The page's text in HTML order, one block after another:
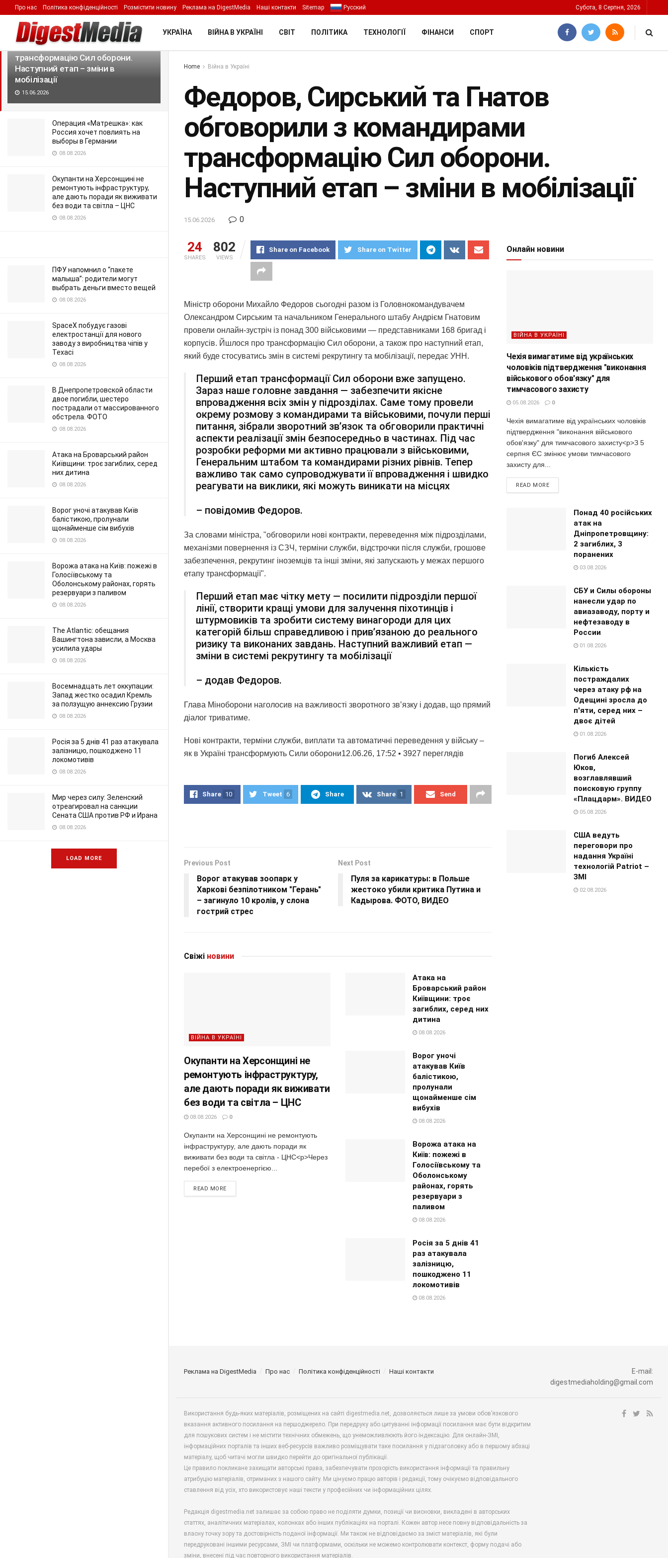
LATEST TRENDING Filter
Федоров, Сирський та Гнатов
обговорили з командирами
трансформацію Сил оборони.
Наступний етап – зміни в
мобілізації
15.06.2026
Операция «Матрешка»: как
Россия хочет повлиять на
выборы в Германии
08.08.2026
Окупанти на Херсонщині не
ремонтують інфраструктуру,
але дають поради як виживати
без води та світла – ЦНС
08.08.2026
ПФУ напомнил о “пакете
малыша”: родители могут
выбрать деньги вместо вещей
08.08.2026
SpaceX побудує газові
електростанції для нового
заводу з виробництва чіпів у
Техасі
08.08.2026
В Днепропетровской области
двое погибли, шестеро
пострадали от массированного
обстрела. ФОТО
08.08.2026
Атака на Броварський район
Київщини: троє загиблих, серед
них дитина
08.08.2026
Ворог уночі атакував Київ
балістикою, пролунали
щонайменше сім вибухів
08.08.2026
Ворожа атака на Київ: пожежі в
Голосіївському та
Оболонському районах, горять
резервуари з паливом
08.08.2026
The Atlantic: обещания
Вашингтона зависли, а Москва
усилила удары
08.08.2026
Восемнадцать лет оккупации:
Запад жестко осадил Кремль
за ползущую аннексию Грузии
08.08.2026
Росія за 5 днів 41 раз атакувала
залізницю, пошкоджено 11
локомотивів
08.08.2026
Мир через силу: Зеленский
отреагировал на санкции
Сената США против РФ и Ирана
08.08.2026
LOAD MORE
Про нас Політика конфіденційності Розмістити новину Реклама на DigestMedia Наші контакти Sitemap Русский Субота, 8 Серпня, 2026
УКРАЇНА ВІЙНА В УКРАЇНІ СВІТ ПОЛІТИКА ТЕХНОЛОГІЇ ФІНАНСИ СПОРТ
Home Війна в Україні
Федоров, Сирський та Гнатов
обговорили з командирами
трансформацію Сил оборони.
Наступний етап – зміни в мобілізації
15.06.2026 0
24
SHARES
802
VIEWS
Share on Facebook Share on Twitter
Міністр оборони Михайло Федоров сьогодні разом із Головнокомандувачем
Олександром Сирським та начальником Генерального штабу Андрієм Гнатовим
провели онлайн-зустріч із понад 300 військовими — представниками 168 бригад і
корпусів. Йшлося про трансформацію Сил оборони, а також про наступний етап,
який буде стосуватись змін в системі рекрутингу та мобілізації, передає УНН.
Перший етап трансформації Сил оборони вже запущено.
Зараз наше головне завдання — забезпечити якісне
впровадження всіх змін у підрозділах. Саме тому провели
окрему розмову з командирами та військовими, почули перші
питання, зібрали зворотний зв’язок та обговорили практичні
аспекти реалізації змін безпосередньо в частинах. Під час
розробки реформи ми активно працювали з військовими,
Генеральним штабом та командирами різних рівнів. Тепер
важливо так само супроводжувати її впровадження і швидко
реагувати на виклики, які можуть виникати на місцях
– повідомив Федоров.
За словами міністра, "обговорили нові контракти, переведення між підрозділами,
механізми повернення із СЗЧ, терміни служби, відстрочки після служби, грошове
забезпечення, рекрутинг іноземців та інші зміни, які запускають у межах першого
етапу трансформації".
Перший етап має чітку мету — посилити підрозділи першої
лінії, створити кращі умови для залучення піхотинців і
штурмовиків та зробити систему винагороди для цих
категорій більш справедливою і прив’язаною до реального
ризику та виконаних завдань. Наступний важливий етап —
зміни в системі рекрутингу та мобілізації
– додав Федоров.
Глава Міноборони наголосив на важливості зворотного звʼязку і додав, що прямий
діалог триватиме.
Нові контракти, терміни служби, виплати та автоматичні переведення у війську –
як в Україні трансформують Сили оборони12.06.26, 17:52 • 3927 переглядiв
Share 10 Tweet 6 Share Share 1 Send
Previous Post
Ворог атакував зоопарк у
Харкові безпілотником "Герань"
– загинуло 10 кролів, у слона
гострий стрес
Next Post
Пуля за карикатуры: в Польше
жестоко убили критика Путина и
Кадырова. ФОТО, ВИДЕО
Свіжі новини
ВІЙНА В УКРАЇНІ
Окупанти на Херсонщині не
ремонтують інфраструктуру,
але дають поради як виживати
без води та світла – ЦНС
08.08.2026 0
Окупанти на Херсонщині не ремонтують
інфраструктуру, але дають поради як
виживати без води та світла - ЦНС<p>Через
перебої з електроенергією...
READ MORE
Атака на
Броварський район
Київщини: троє
загиблих, серед них
дитина
08.08.2026
Ворог уночі
атакував Київ
балістикою,
пролунали
щонайменше сім
вибухів
08.08.2026
Ворожа атака на
Київ: пожежі в
Голосіївському та
Оболонському
районах, горять
резервуари з
паливом
08.08.2026
Росія за 5 днів 41
раз атакувала
залізницю,
пошкоджено 11
локомотивів
08.08.2026
Онлайн новини
ВІЙНА В УКРАЇНІ
Чехія вимагатиме від українських
чоловіків підтвердження "виконання
військового обов'язку" для
тимчасового захисту
05.08.2026 0
Чехія вимагатиме від українських чоловіків
підтвердження "виконання військового
обов'язку" для тимчасового захисту<p>З 5
серпня ЄС змінює умови тимчасового
захисту для...
READ MORE
Понад 40 російських
атак на
Дніпропетровщину:
2 загиблих, 3
поранених
03.08.2026
СБУ и Силы обороны
нанесли удар по
авиазаводу, порту и
нефтезаводу в
России
01.08.2026
Кількість
постраждалих
через атаку рф на
Одещині зросла до
п'яти, серед них –
двоє дітей
01.08.2026
Погиб Алексей
Юков,
возглавлявший
поисковую группу
«Плацдарм». ВИДЕО
05.08.2026
США ведуть
переговори про
надання Україні
технологій Patriot –
ЗМІ
02.08.2026
Реклама на DigestMedia Про нас Політика конфіденційності Наші контакти
E-mail:
digestmediaholding@gmail.com
Використання будь-яких матеріалів, розміщених на сайті digestmedia.net, дозволяється лише за умови обов’язкового
вказання активного посилання на першоджерело. При передруку або цитуванні інформації посилання має бути відкритим
для пошукових систем і не містити технічних обмежень, що унеможливлюють його індексацію. Для онлайн-ЗМІ,
інформаційних порталів та інших веб-ресурсів важливо розміщувати таке посилання у підзаголовку або в першому абзаці
матеріалу, щоб читачі могли швидко перейти до оригінальної публікації.
Це правило покликане захищати авторські права, забезпечувати прозорість використання інформації та правильну
атрибуцію матеріалів, отриманих з нашого сайту. Ми цінуємо працю авторів і редакції, тому очікуємо відповідального
ставлення від усіх, хто використовує наші тексти у професійних чи інформаційних цілях.
Редакція digestmedia.net залишає за собою право не поділяти думки, позиції чи висновки, викладені в авторських
статтях, аналітичних матеріалах, колонках або інших публікаціях на порталі. Кожен автор несе повну відповідальність за
власну точку зору та достовірність поданої інформації. Ми також не відповідаємо за зміст матеріалів, які були
передруковані іншими ресурсами, ЗМІ чи платформами, оскільки не можемо контролювати контекст, форму подачі або
зміни, внесені під час повторного використання матеріалів.